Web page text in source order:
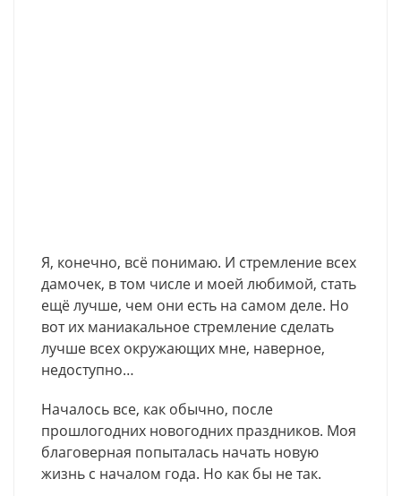
Я, конечно, всё понимаю. И стремление всех
дамочек, в том числе и моей любимой, стать
ещё лучше, чем они есть на самом деле. Но
вот их маниакальное стремление сделать
лучше всех окружающих мне, наверное,
недоступно…
Началось все, как обычно, после
прошлогодних новогодних праздников. Моя
благоверная попыталась начать новую
жизнь с началом года. Но как бы не так.